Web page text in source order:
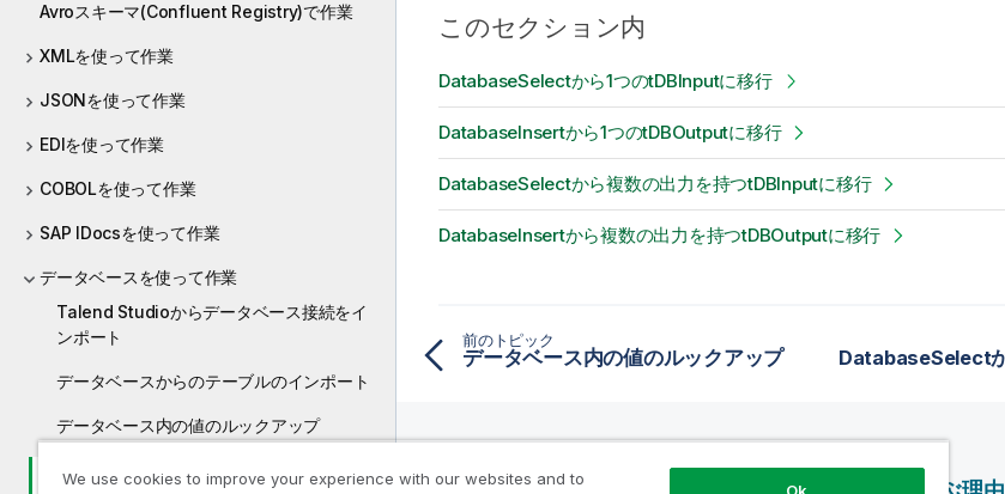
Avroスキーマ(Confluent Registry)で作業
XMLを使って作業
JSONを使って作業
EDIを使って作業
COBOLを使って作業
SAP IDocsを使って作業
データベースを使って作業
Talend Studioからデータベース接続をイ
ンポート
データベースからのテーブルのインポート
データベース内の値のルックアップ
非推奨のデータベースファンクションか
このセクション内
DatabaseSelectから1つのtDBInputに移行
DatabaseInsertから1つのtDBOutputに移行
DatabaseSelectから複数の出力を持つtDBInputに移行
DatabaseInsertから複数の出力を持つtDBOutputに移行
前のトピック
データベース内の値のルックアップ
We use cookies to improve your experience with our websites and to